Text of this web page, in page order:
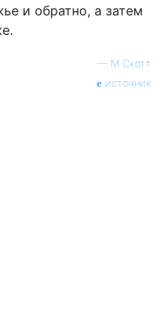
и обратно, а затем
— М Скотт
источник